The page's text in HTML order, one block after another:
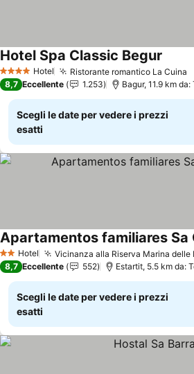
4 Stelle Hotel Ristorante romantico La Cuina
Hotel Spa Classic Begur
8,7 Eccellente 1.253 Bagur, 11.9 km
Scegli le date per vedere i prezzi
esatti
2 StelleHotel Vicinanza alla Riserva Marina delle
Apartamentos familiares Sa
8,7 Eccellente 552 Estartit, 5.5 km da:
Scegli le date per vedere i prezzi
esatti